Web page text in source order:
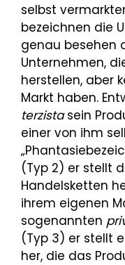
selbst
bezeichnen die
genau besehen
Unternehmen,
herstellen, aber
Markt haben.
terzistasein
einer von ihm
(Typ 2) er stellt
Handelsketten
ihrem eigenen
sogenannten
(Typ 3) er stellt
her, die das